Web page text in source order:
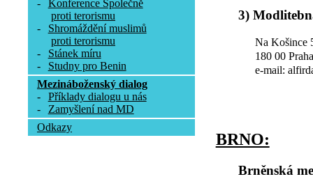
-
Konference Společně
proti terorismu
-
Shromáždění muslimů
proti terorismu
-
Stánek míru
-
Studny pro Benin
Mezináboženský dialog
-
Příklady dialogu u nás
-
Zamyšlení nad MD
Odkazy
3)
Na Košince
180 00
e-mail:
BRNO:
Brněnská